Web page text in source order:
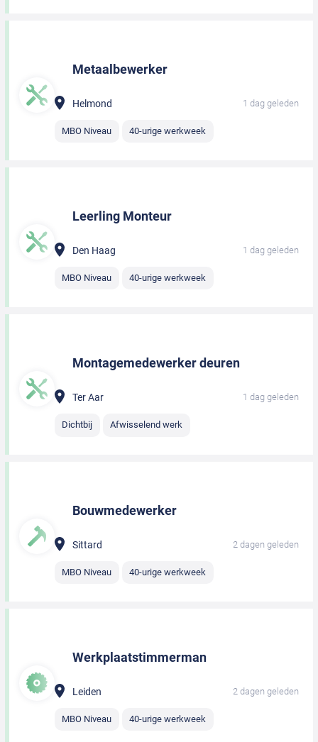
Metaalbewerker
Helmond 1 dag geleden
MBO Niveau 40-urige werkweek
Leerling Monteur
Den Haag 1 dag geleden
MBO Niveau 40-urige werkweek
Montagemedewerker deuren
Ter Aar 1 dag geleden
Dichtbij Afwisselend werk
Bouwmedewerker
Sittard 2 dagen geleden
MBO Niveau 40-urige werkweek
Werkplaatstimmerman
Leiden 2 dagen geleden
MBO Niveau 40-urige werkweek